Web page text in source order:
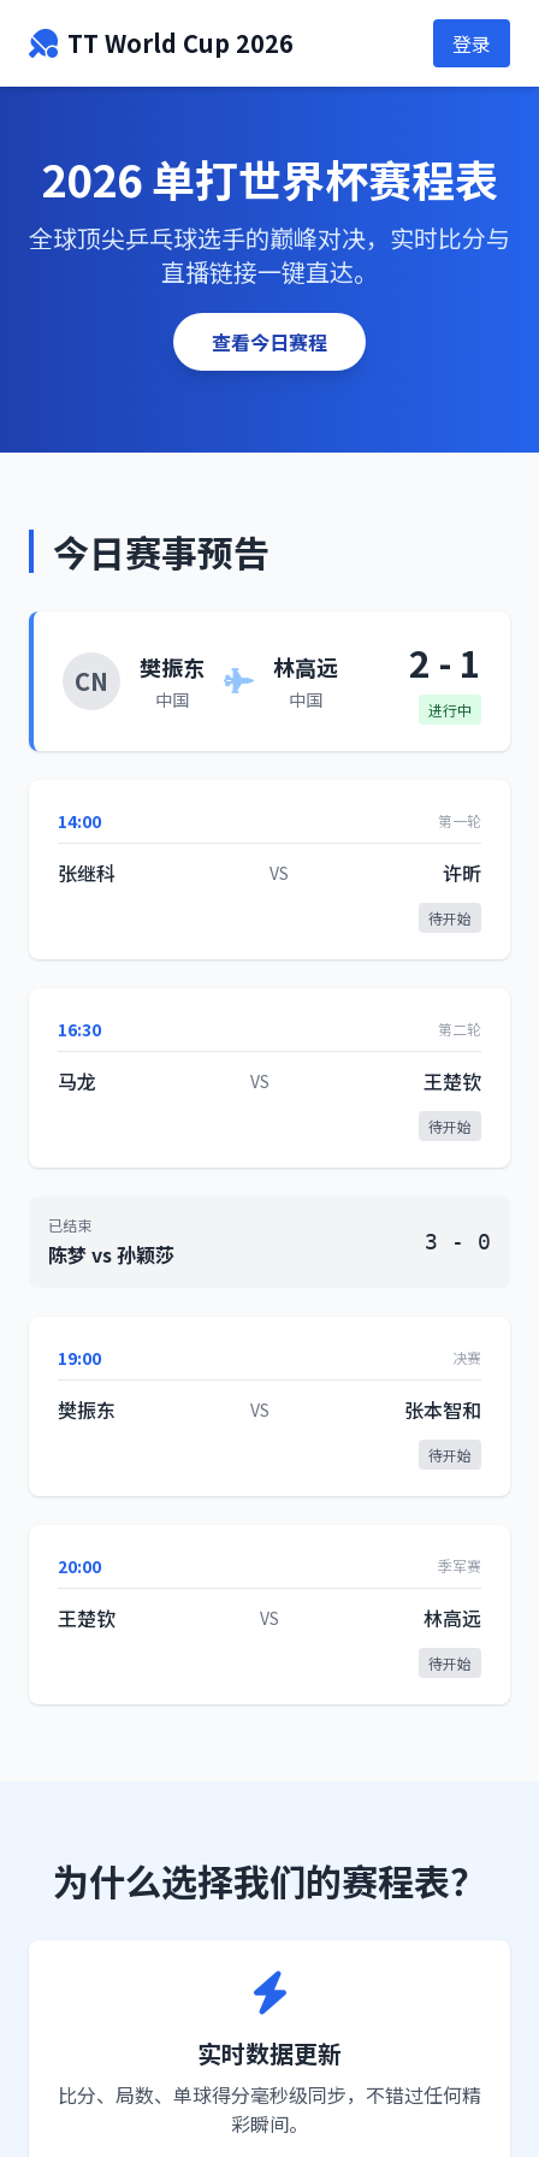
TT World Cup 2026 登录
2026 单打世界杯赛程表
全球顶尖乒乓球选手的巅峰对决，实时比分与
直播链接一键直达。
查看今日赛程
今日赛事预告
CN 樊振东
中国
林高远
中国
2 - 1
进行中
14:00 第一轮
张继科 VS 许昕
待开始
16:30 第二轮
马龙 VS 王楚钦
待开始
已结束
陈梦 vs 孙颖莎 3 - 0
19:00 决赛
樊振东 VS 张本智和
待开始
20:00 季军赛
王楚钦 VS 林高远
待开始
为什么选择我们的赛程表？
实时数据更新
比分、局数、单球得分毫秒级同步，不错过任何精
彩瞬间。